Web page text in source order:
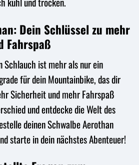
Dein Schlüssel zu mehr
Fahrspaß
Schlauch ist mehr als nur ein
für dein Mountainbike, das dir
Sicherheit und mehr Fahrspaß
und entdecke die Welt des
deinen Schwalbe Aerothan
starte in dein nächstes Abenteuer!